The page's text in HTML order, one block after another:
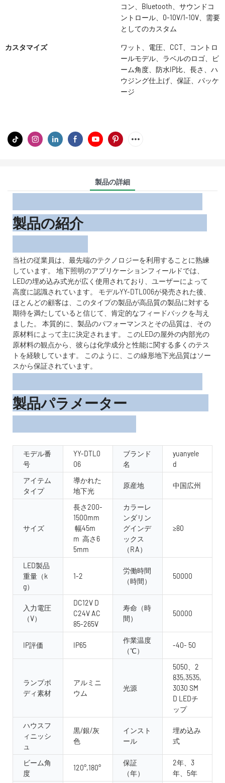
コン、Bluetooth、サウンドコ
ントロール、0-10V/1-10V、需要
としてのカスタム
カスタマイズ
ワット、電圧、CCT、コントロ
ールモデル、ラベルのロゴ、ビ
ーム角度、防水IP比、長さ、ハ
ウジング仕上げ、保証、パッケ
ージ
製品の詳細
製品の紹介
当社の従業員は、最先端のテクノロジーを利用することに熟練
しています。 地下照明のアプリケーションフィールドでは、
LEDの埋め込み式光が広く使用されており、ユーザーによって
高度に認識されています。 モデルYY-DTL006が発売された後、
ほとんどの顧客は、このタイプの製品が高品質の製品に対する
期待を満たしていると信じて、肯定的なフィードバックを与え
ました。 本質的に、製品のパフォーマンスとその品質は、その
原材料によって主に決定されます。 このLEDの屋外の内部光の
原材料の観点から、彼らは化学成分と性能に関する多くのテス
トを経験しています。 このように、この線形地下光品質はソー
スから保証されています。
製品パラメーター
モデル番
号
YY-DTL0
06
ブランド
名
yuanyele
d
アイテム
タイプ
導かれた
地下光
原産地 中国広州
サイズ
長さ200-
1500mm
幅45m
m 高さ6
5mm
カラーレ
ンダリン
グインデ
ックス
（RA）
≥80
LED製品
重量（k
g）
1-2
労働時間
（時間）
50000
入力電圧
（V）
DC12V D
C24V AC
85-265V
寿命（時
間）
50000
IP評価 IP65
作業温度
（℃）
-40- 50
ランプボ
ディ素材
アルミニ
ウム
光源
5050、2
835,3535,
3030 SM
D LEDチ
ップ
ハウスフ
ィニッシ
ュ
黒/銀/灰
色
インスト
ール
埋め込み
式
ビーム角
度
120°,180°
保証
（年）
2年、3
年、5年